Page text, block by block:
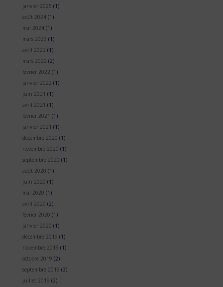
janvier 2025 (1)
août 2024(1)
mai 2024(1)
mars 2023 (1)
avril 2022 (1)
mars 2022 (2)
février 2022 (1)
janvier 2022 (1)
juin 2021 (1)
avril 2021 (1)
février 2021 (1)
janvier 2021 (1)
décembre 2020 (1)
novembre 2020 (1)
septembre 2020 (1)
août 2020 (1)
juin 2020 (1)
mai 2020 (1)
avril 2020 (2)
février 2020 (1)
janvier 2020 (1)
décembre 2019 (1)
novembre 2019 (1)
octobre 2019 (2)
septembre 2019 (3)
juillet 2019 (2)